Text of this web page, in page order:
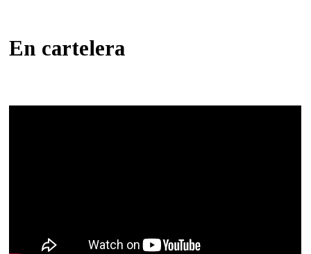
En cartelera